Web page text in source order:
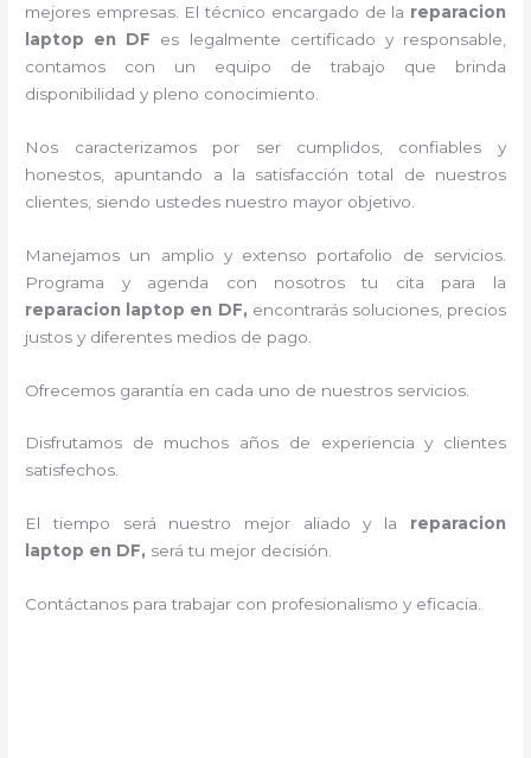
mejores empresas. El técnico encargado de la reparacion
laptop en DF es legalmente certificado y responsable,
contamos con un equipo de trabajo que brinda
disponibilidad y pleno conocimiento.
Nos caracterizamos por ser cumplidos, confiables y
honestos, apuntando a la satisfacción total de nuestros
clientes, siendo ustedes nuestro mayor objetivo.
Manejamos un amplio y extenso portafolio de servicios.
Programa y agenda con nosotros tu cita para la
reparacion laptop en DF, encontrarás soluciones, precios
justos y diferentes medios de pago.
Ofrecemos garantía en cada uno de nuestros servicios.
Disfrutamos de muchos años de experiencia y clientes
satisfechos.
El tiempo será nuestro mejor aliado y la reparacion
laptop en DF, será tu mejor decisión.
Contáctanos para trabajar con profesionalismo y eficacia.